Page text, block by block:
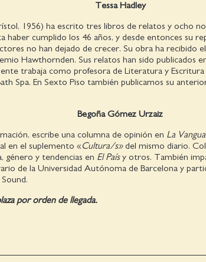
Tessa Hadley
1956) ha escrito tres libros de relatos y ocho
haber cumplido los 46 años, y desde entonces su
no han dejado de crecer. Su obra ha recibido
Hawthornden. Sus relatos han sido publicados
trabaja como profesora de Literatura y Escritura
Spa. En Sexto Piso también publicamos su
Begoña Gómez Urzaiz
escribe una columna de opinión en La
en el suplemento «Cultura/s»del mismo diario.
género y tendencias en El Paísy otros. También
de la Universidad Autónoma de Barcelona y
por orden de llegada.